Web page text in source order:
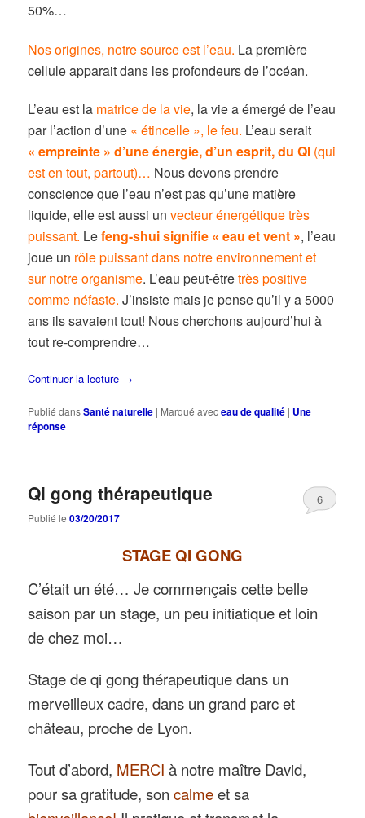
50%…
Nos origines, notre source est l’eau. La première
cellule apparait dans les profondeurs de l’océan.
L’eau est la matrice de la vie, la vie a émergé de l’eau
par l’action d’une « étincelle », le feu. L’eau serait
« empreinte » d’une énergie, d’un esprit, du QI (qui
est en tout, partout)… Nous devons prendre
conscience que l’eau n’est pas qu’une matière
liquide, elle est aussi un vecteur énergétique très
puissant. Lefeng-shui signifie « eau et vent », l’eau
joue un rôle puissant dans notre environnement et
sur notre organisme. L’eau peut-êtretrès positive
comme néfaste. J’insiste mais je pense qu’il y a 5000
ans ils savaient tout! Nous cherchons aujourd’hui à
tout re-comprendre…
Continuer la lecture →
Publié dansSanté naturelle | Marqué aveceau de qualité | Une
réponse
Qi gong thérapeutique
Publié le03/20/2017
6
STAGE QI GONG
C’était un été… Je commençais cette belle
saison par un stage, un peu initiatique et loin
de chez moi…
Stage de qi gong thérapeutique dans un
merveilleux cadre, dans un grand parc et
château, proche de Lyon.
Tout d’abord, MERCI à notre maître David,
pour sa gratitude, soncalmeet sa